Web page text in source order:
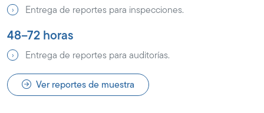
Entrega de reportes para inspecciones.
48–72 horas
Entrega de reportes para auditorías.
Ver reportes de muestra